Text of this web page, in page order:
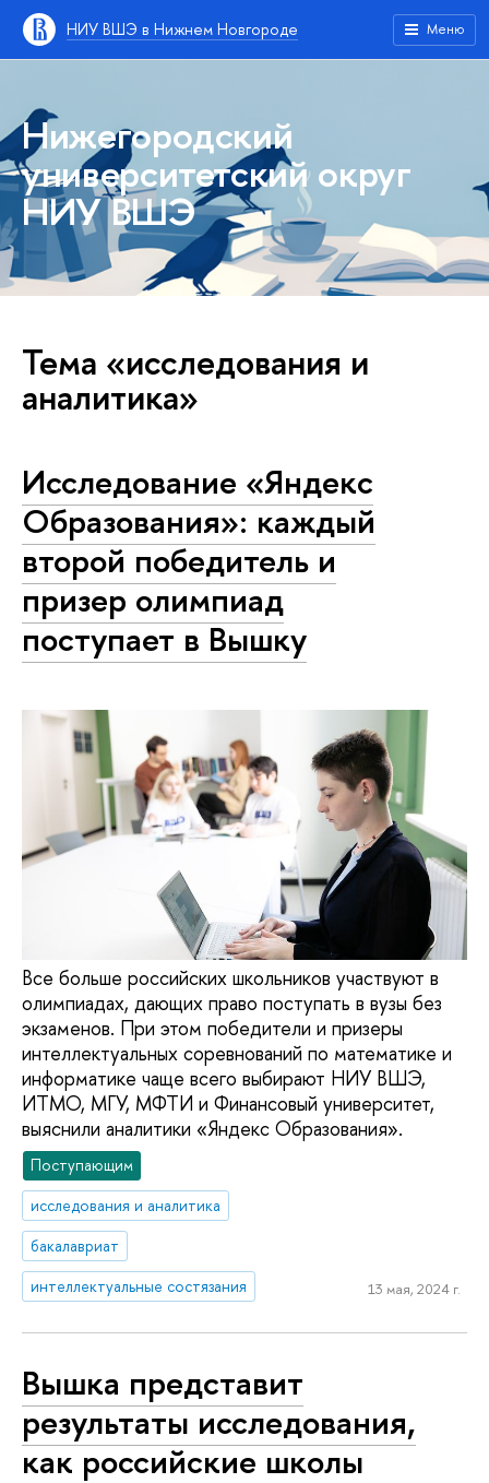
НИУ ВШЭ в Нижнем Новгороде Меню
Нижегородский
университетский округ
НИУ ВШЭ
Тема «исследования и
аналитика»
Исследование «Яндекс
Образования»: каждый
второй победитель и
призер олимпиад
поступает в Вышку
Все больше российских школьников участвуют в
олимпиадах, дающих право поступать в вузы без
экзаменов. При этом победители и призеры
интеллектуальных соревнований по математике и
информатике чаще всего выбирают НИУ ВШЭ,
ИТМО, МГУ, МФТИ и Финансовый университет,
выяснили аналитики «Яндекс Образования».
Поступающим
исследования и аналитика
бакалавриат
интеллектуальные состязания
13 мая, 2024 г.
Вышка представит
результаты исследования,
как российские школы